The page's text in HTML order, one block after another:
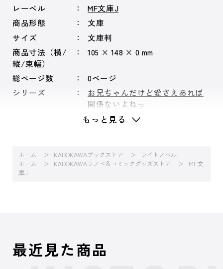
レーベル
MF文庫J
商品形態
文庫
サイズ
文庫判
商品寸法（横/
縦/束幅）
105 × 148 × 0 mm
総ページ数
0ページ
シリーズ
お兄ちゃんだけど愛さえあれば
関係ないよねっ
もっと見る
ホーム KADOKAWAブックストア
ライトノベル
ホーム
KADOKAWAラノベ＆コミックグッズストア
MF文
庫J
最近見た商品